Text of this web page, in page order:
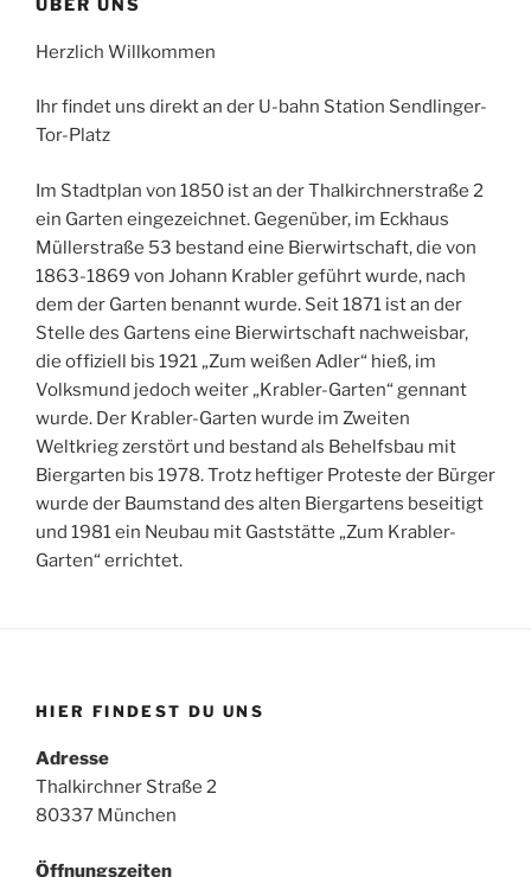
ÜBER UNS
Herzlich Willkommen
Ihr findet uns direkt an der U-bahn Station Sendlinger-
Tor-Platz
Im Stadtplan von 1850 ist an der Thalkirchnerstraße 2
ein Garten eingezeichnet. Gegenüber, im Eckhaus
Müllerstraße 53 bestand eine Bierwirtschaft, die von
1863-1869 von Johann Krabler geführt wurde, nach
dem der Garten benannt wurde. Seit 1871 ist an der
Stelle des Gartens eine Bierwirtschaft nachweisbar,
die offiziell bis 1921 „Zum weißen Adler“ hieß, im
Volksmund jedoch weiter „Krabler-Garten“ gennant
wurde. Der Krabler-Garten wurde im Zweiten
Weltkrieg zerstört und bestand als Behelfsbau mit
Biergarten bis 1978. Trotz heftiger Proteste der Bürger
wurde der Baumstand des alten Biergartens beseitigt
und 1981 ein Neubau mit Gaststätte „Zum Krabler-
Garten“ errichtet.
HIER FINDEST DU UNS
Adresse
Thalkirchner Straße 2
80337 München
Öffnungszeiten